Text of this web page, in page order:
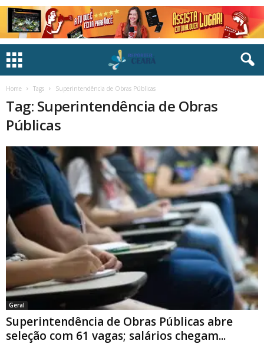
Home Tags Superintendência de Obras Públicas
Tag: Superintendência de Obras
Públicas
Geral
Superintendência de Obras Públicas abre
seleção com 61 vagas; salários chegam...